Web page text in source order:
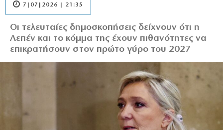
7|07|2026 | 21:35
Οι τελευταίες δημοσκοπήσεις δείχνουν ότι η
Λεπέν και το κόμμα της έχουν πιθανότητες να
επικρατήσουν στον πρώτο γύρο του 2027